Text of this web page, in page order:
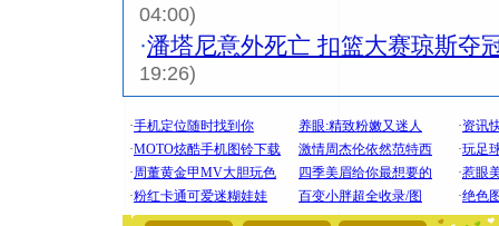
04:00)
·潘塔尼意外死亡 扣篮大赛琼斯夺
19:26)
[圣诞节]
你太多，